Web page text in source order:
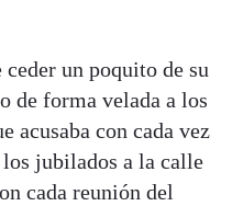
un poquito de su
de forma velada a los
acusaba con cada vez
jubilados a la calle
cada reunión del